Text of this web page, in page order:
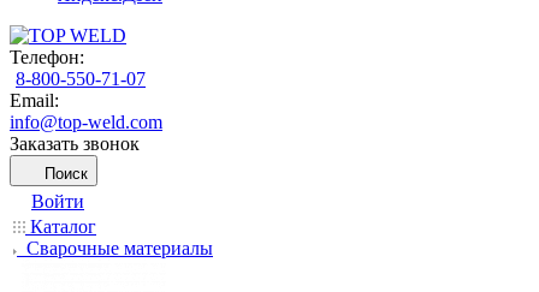
Телефон:
8-800-550-71-07
Email:
info@top-weld.com
Заказать звонок
Поиск
Войти
Каталог
Сварочные материалы